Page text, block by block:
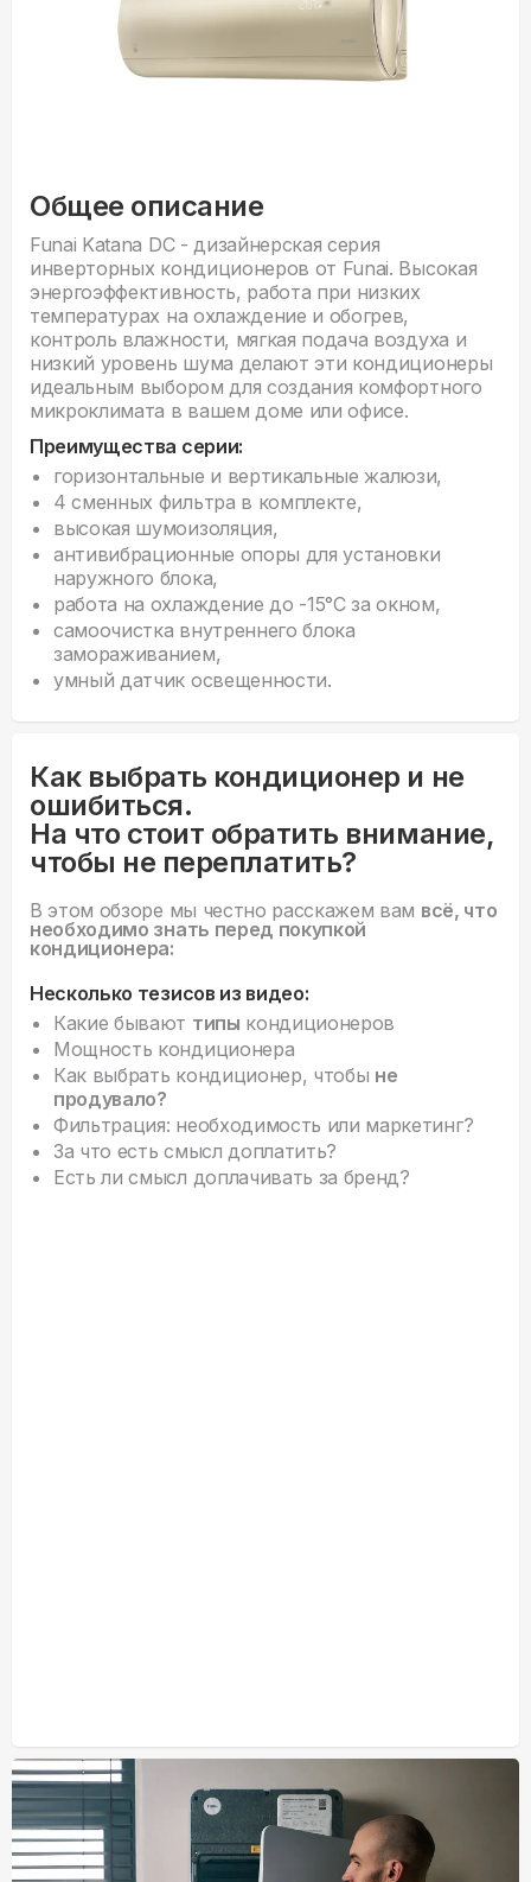
Общее описание
Funai Katana DC - дизайнерская серия
инверторных кондиционеров от Funai. Высокая
энергоэффективность, работа при низких
температурах на охлаждение и обогрев,
контроль влажности, мягкая подача воздуха и
низкий уровень шума делают эти кондиционеры
идеальным выбором для создания комфортного
микроклимата в вашем доме или офисе.
Преимущества серии:
горизонтальные и вертикальные жалюзи,
4 сменных фильтра в комплекте,
высокая шумоизоляция,
антивибрационные опоры для установки
наружного блока,
работа на охлаждение до -15°С за окном,
самоочистка внутреннего блока
замораживанием,
умный датчик освещенности.
Как выбрать кондиционер и не
ошибиться.
На что стоит обратить внимание,
чтобы не переплатить?
В этом обзоре мы честно расскажем вам всё, что
необходимо знать перед покупкой
кондиционера:
Несколько тезисов из видео:
Какие бывают типы кондиционеров
Мощность кондиционера
Как выбрать кондиционер, чтобы не
продувало?
Фильтрация: необходимость или маркетинг?
За что есть смысл доплатить?
Есть ли смысл доплачивать за бренд?